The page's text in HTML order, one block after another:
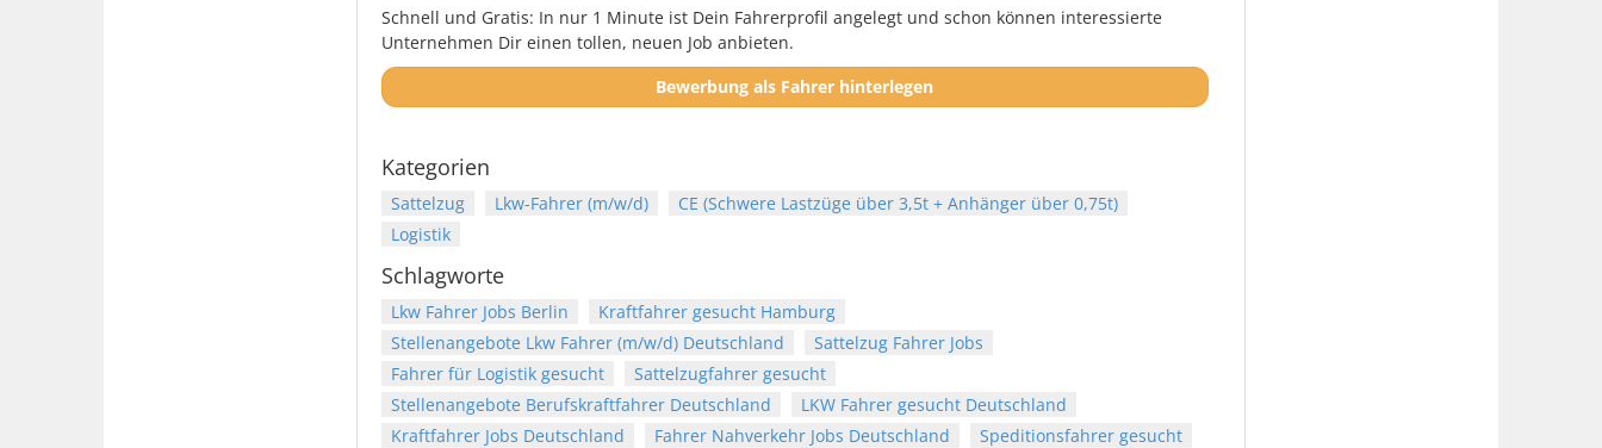
Schnell und Gratis: In nur 1 Minute ist Dein Fahrerprofil angelegt und schon können interessierte
Unternehmen Dir einen tollen, neuen Job anbieten.
Bewerbung als Fahrer hinterlegen
Kategorien
Sattelzug Lkw-Fahrer (m/w/d)
CE (Schwere Lastzüge über 3,5t + Anhänger über 0,75t)
Logistik
Schlagworte
Lkw Fahrer Jobs Berlin
Kraftfahrer gesucht Hamburg
Stellenangebote Lkw Fahrer (m/w/d) Deutschland
Sattelzug Fahrer Jobs
Fahrer für Logistik gesucht
Sattelzugfahrer gesucht
Stellenangebote Berufskraftfahrer Deutschland
LKW Fahrer gesucht Deutschland
Kraftfahrer Jobs Deutschland
Fahrer Nahverkehr Jobs Deutschland Speditionsfahrer gesucht